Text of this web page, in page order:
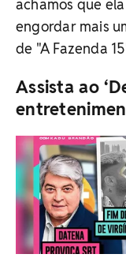
achamos que
engordar mais
de "A Fazenda
Assista ao